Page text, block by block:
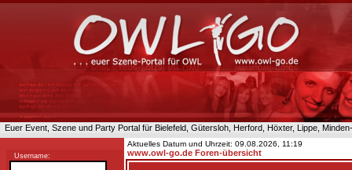
Euer Event, Szene und Party Portal für Bielefeld, Gütersloh, Herford, Höxter, Lippe,
Username:
Aktuelles Datum und Uhrzeit: 09.08.2026, 11:19
www.owl-go.de Foren-übersicht